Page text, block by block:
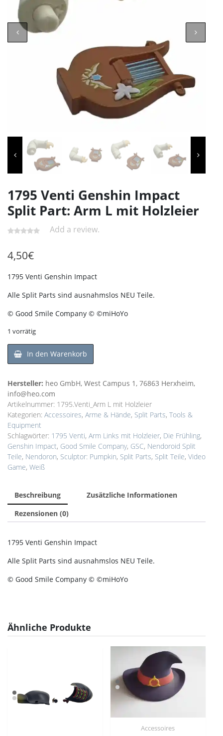
1795 Venti Genshin Impact
Split Part: Arm L mit Holzleier
Add a review.
4,50€
1795 Venti Genshin Impact
Alle Split Parts sind ausnahmslos NEU Teile.
© Good Smile Company © ©miHoYo
1 vorrätig
In den Warenkorb
Hersteller: heo GmbH, West Campus 1, 76863 Herxheim,
info@heo.com
Artikelnummer: 1795.Venti_Arm L mit Holzleier
Kategorien: Accessoires, Arme & Hände, Split Parts, Tools &
Equipment
Schlagwörter: 1795 Venti, Arm Links mit Holzleier, Die Frühling,
Genshin Impact, Good Smile Company, GSC, Nendoroid Split
Teile, Nendoron, Sculptor: Pumpkin, Split Parts, Split Teile, Video
Game, Weiß
Beschreibung
Zusätzliche Informationen
Rezensionen (0)
1795 Venti Genshin Impact
Alle Split Parts sind ausnahmslos NEU Teile.
© Good Smile Company © ©miHoYo
Ähnliche Produkte
Accessoires